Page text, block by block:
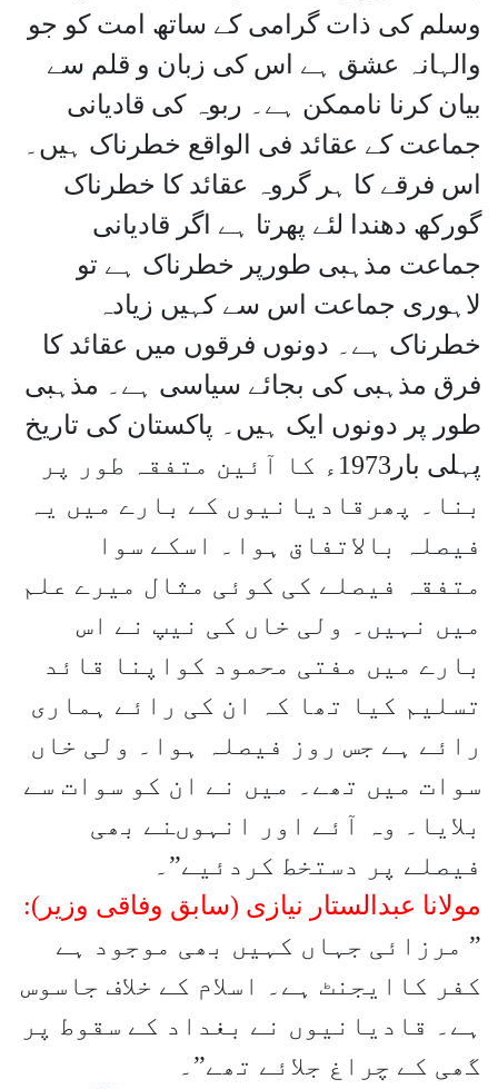
وسلم کی ذات گرامی کے ساتھ امت کو جو
والہانہ عشق ہے اس کی زبان و قلم سے
بیان کرنا ناممکن ہے۔ ربوہ کی قادیانی
جماعت کے عقائد فی الواقع خطرناک ہیں۔
اس فرقے کا ہر گروہ عقائد کا خطرناک
گورکھ دھندا لئے پھرتا ہے اگر قادیانی
جماعت مذہبی طورپر خطرناک ہے تو
لاہوری جماعت اس سے کہیں زیادہ
خطرناک ہے۔ دونوں فرقوں میں عقائد کا
فرق مذہبی کی بجائے سیاسی ہے۔ مذہبی
طور پر دونوں ایک ہیں۔ پاکستان کی تاریخ
پہلی بار1973ء کا آئین متفقہ طور پر
بنا۔ پھرقادیانیوں کے بارے میں یہ
فیصلہ بالاتفاق ہوا۔ اسکے سوا
متفقہ فیصلے کی کوئی مثال میرے علم
میں نہیں۔ ولی خاں کی نیپ نے اس
بارے میں مفتی محمود کواپنا قائد
تسلیم کیا تھا کہ ان کی رائے ہماری
رائے ہے جس روز فیصلہ ہوا۔ ولی خاں
سوات میں تھے۔ میں نے ان کو سوات سے
بلایا۔ وہ آئے اور انہوںنے بھی
فیصلے پر دستخط کردئیے”۔
مولانا عبدالستار نیازی (سابق وفاقی وزیر):
” مرزائی جہاں کہیں بھی موجود ہے
کفر کاایجنٹ ہے۔ اسلام کے خلاف جاسوس
ہے۔ قادیانیوں نے بغداد کے سقوط پر
گھی کے چراغ جلائے تھے”۔